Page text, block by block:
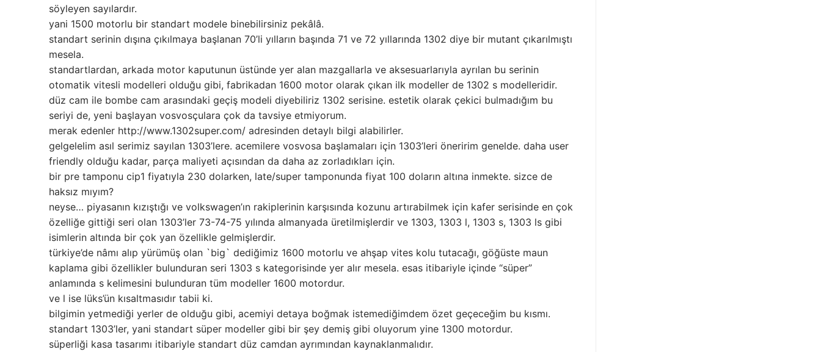
söyleyen sayılardır.
yani 1500 motorlu bir standart modele binebilirsiniz pekâlâ.
standart serinin dışına çıkılmaya başlanan 70’li yılların başında 71 ve 72 yıllarında 1302 diye bir mutant çıkarılmıştı
mesela.
standartlardan, arkada motor kaputunun üstünde yer alan mazgallarla ve aksesuarlarıyla ayrılan bu serinin
otomatik vitesli modelleri olduğu gibi, fabrikadan 1600 motor olarak çıkan ilk modeller de 1302 s modelleridir.
düz cam ile bombe cam arasındaki geçiş modeli diyebiliriz 1302 serisine. estetik olarak çekici bulmadığım bu
seriyi de, yeni başlayan vosvosçulara çok da tavsiye etmiyorum.
merak edenler http://www.1302super.com/ adresinden detaylı bilgi alabilirler.
gelgelelim asıl serimiz sayılan 1303’lere. acemilere vosvosa başlamaları için 1303’leri öneririm genelde. daha user
friendly olduğu kadar, parça maliyeti açısından da daha az zorladıkları için.
bir pre tamponu cip1 fiyatıyla 230 dolarken, late/super tamponunda fiyat 100 doların altına inmekte. sizce de
haksız mıyım?
neyse… piyasanın kızıştığı ve volkswagen’ın rakiplerinin karşısında kozunu artırabilmek için kafer serisinde en çok
özelliğe gittiği seri olan 1303’ler 73-74-75 yılında almanyada üretilmişlerdir ve 1303, 1303 l, 1303 s, 1303 ls gibi
isimlerin altında bir çok yan özellikle gelmişlerdir.
türkiye’de nâmı alıp yürümüş olan `big` dediğimiz 1600 motorlu ve ahşap vites kolu tutacağı, göğüste maun
kaplama gibi özellikler bulunduran seri 1303 s kategorisinde yer alır mesela. esas itibariyle içinde “süper”
anlamında s kelimesini bulunduran tüm modeller 1600 motordur.
ve l ise lüks’ün kısaltmasıdır tabii ki.
bilgimin yetmediği yerler de olduğu gibi, acemiyi detaya boğmak istemediğimdem özet geçeceğim bu kısmı.
standart 1303’ler, yani standart süper modeller gibi bir şey demiş gibi oluyorum yine 1300 motordur.
süperliği kasa tasarımı itibariyle standart düz camdan ayrımından kaynaklanmalıdır.